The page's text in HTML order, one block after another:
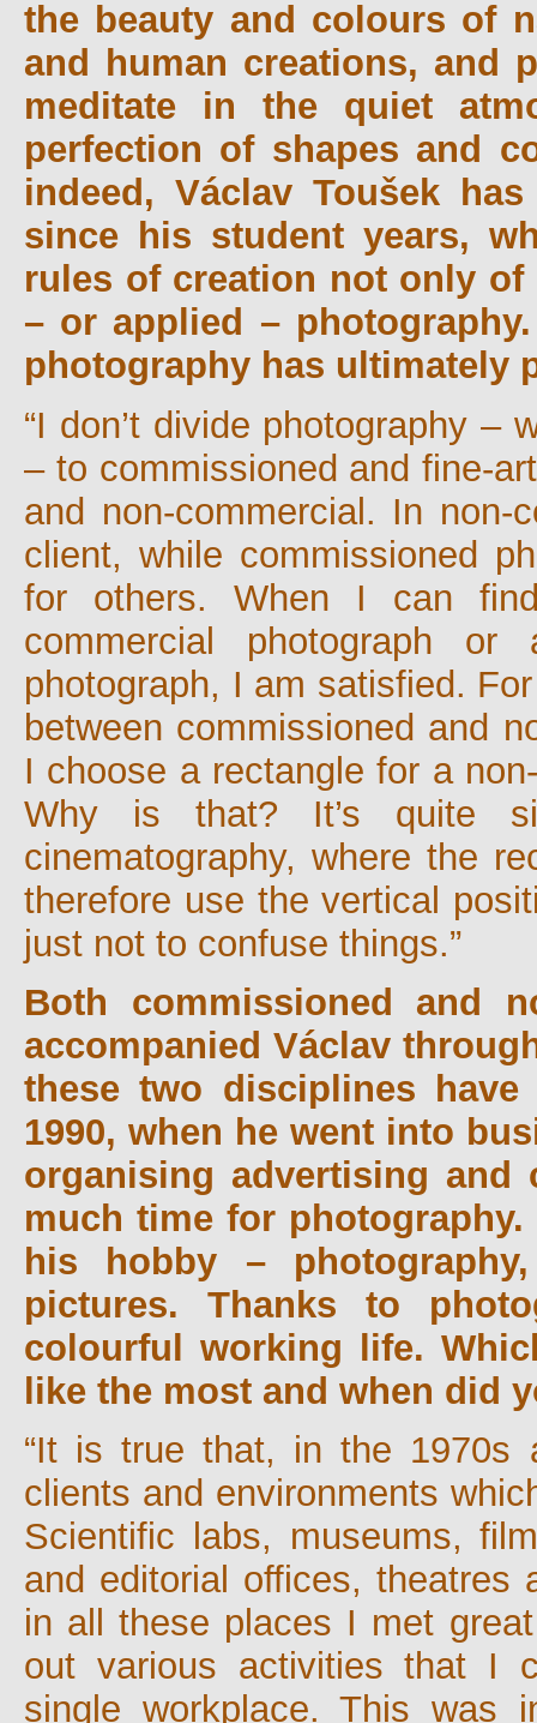
the beauty and colours of
and human creations, and
meditate in the quiet
perfection of shapes and
indeed, Václav Toušek
since his student years,
rules of creation not only
– or applied –
photography has
“I don’t divide photography
– to commissioned and fine-
and non-commercial. In non-
client, while commissioned
for others. When I can
commercial photograph
photograph, I am satisfied.
between commissioned and
I choose a rectangle for a
Why is that? It’s quite
cinematography, where the
therefore use the vertical
just not to confuse things.”
Both commissioned and
accompanied Václav
these two disciplines have
1990, when he went into
organising advertising and
much time for
his hobby –
pictures. Thanks to
colourful working life.
like the most and when did
“It is true that, in the 1970s
clients and environments
Scientific labs, museums,
and editorial offices, theatres
in all these places I met
out various activities that I
single workplace. This was